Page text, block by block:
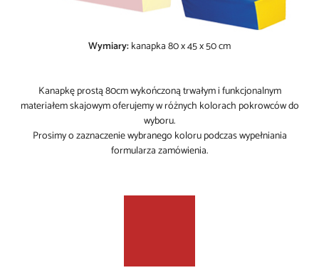
Wymiary:kanapka 80 x 45 x 50 cm
Kanapkę prostą 80cm wykończoną trwałym i funkcjonalnym
materiałem skajowym oferujemy w różnych kolorach pokrowców do
wyboru.
Prosimy o zaznaczenie wybranego koloru podczas wypełniania
formularza zamówienia.